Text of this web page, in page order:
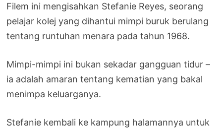
Filem ini mengisahkan Stefanie Reyes, seorang
pelajar kolej yang dihantui mimpi buruk berulang
tentang runtuhan menara pada tahun 1968.
Mimpi-mimpi ini bukan sekadar gangguan tidur –
ia adalah amaran tentang kematian yang bakal
menimpa keluarganya.
Stefanie kembali ke kampung halamannya untuk